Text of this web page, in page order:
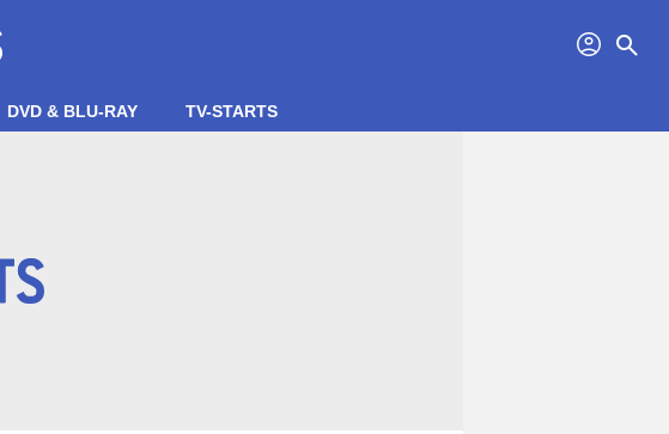
profil search
DVD & BLU-RAY TV-STARTS